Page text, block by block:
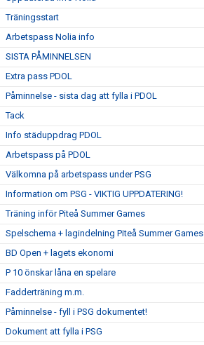
Träningsstart
Arbetspass Nolia info
SISTA PÅMINNELSEN
Extra pass PDOL
Påminnelse - sista dag att fylla i PDOL
Tack
Info städuppdrag PDOL
Arbetspass på PDOL
Välkomna på arbetspass under PSG
Information om PSG - VIKTIG UPPDATERING!
Träning inför Piteå Summer Games
Spelschema + lagindelning Piteå Summer Games
BD Open + lagets ekonomi
P 10 önskar låna en spelare
Fadderträning m.m.
Påminnelse - fyll i PSG dokumentet!
Dokument att fylla i PSG